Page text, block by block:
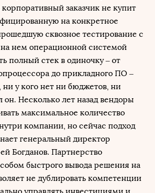
заказчик не купит
на конкретное
сквозное тестирование с
нем операционной системой
полный стек в одиночку – от
до прикладного ПО –
у кого нет ни бюджетов, ни
он. Несколько лет назад вендоры
максимальное количество
компании, но сейчас подход
генеральный директор
Богданов. Партнерство
быстрого вывода решения на
не дублировать компетенции